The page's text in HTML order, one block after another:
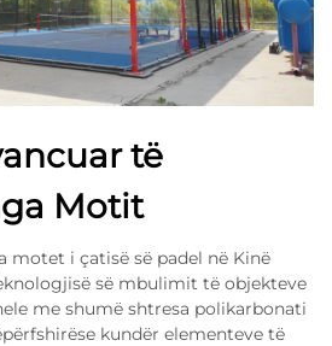
të
Motit
motet i çatisë së padel në Kinë
së mbulimit të objekteve
me shumë shtresa polikarbonati
kundër elementeve të